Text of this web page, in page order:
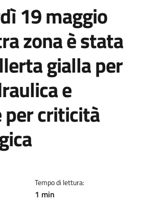
19 maggio
zona è stata
gialla per
e
per criticità
Tempo di lettura:
1 min